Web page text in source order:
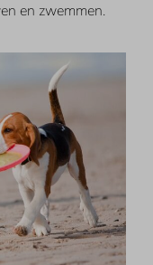
en zwemmen.